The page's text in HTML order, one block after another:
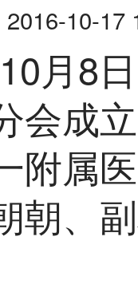
10-17
月8
会成
附属
朝、